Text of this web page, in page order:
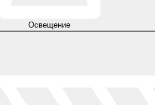
Освещение